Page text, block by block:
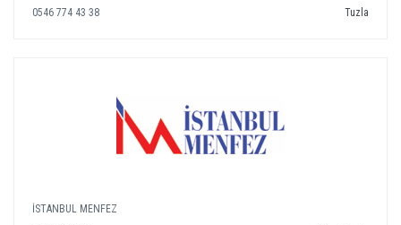
0546 774 43 38
Tuzla
İSTANBUL MENFEZ